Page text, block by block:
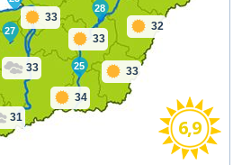
33
31
34
33
33
33
32
27
25
28
6,9